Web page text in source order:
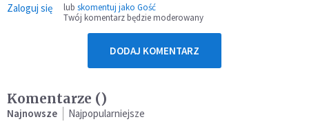
Zaloguj się lub skomentuj jako Gość
Twój komentarz będzie moderowany
DODAJ KOMENTARZ
Komentarze ()
Najnowsze Najpopularniejsze